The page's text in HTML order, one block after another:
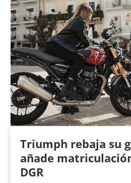
Triumph rebaja su
añade
DGR